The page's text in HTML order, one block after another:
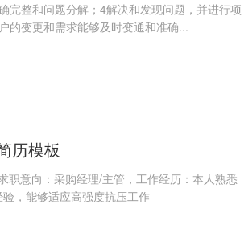
完整和问题分解；4解决和发现问题，并进行项
的变更和需求能够及时变通和准确...
历模板
职意向：采购经理/主管，工作经历：本人熟悉
，能够适应高强度抗压工作